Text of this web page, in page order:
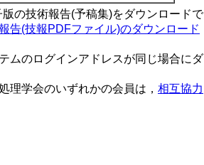
の技術報告(予稿集)をダウンロードで
告(技報PDFファイル)のダウンロード
ムのログインアドレスが同じ場合にダ
理学会のいずれかの会員は， 相互協力